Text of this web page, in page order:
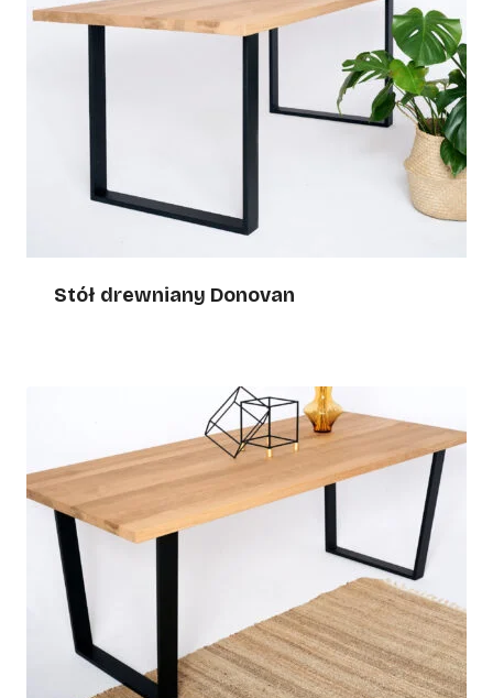
Stół drewniany Donovan